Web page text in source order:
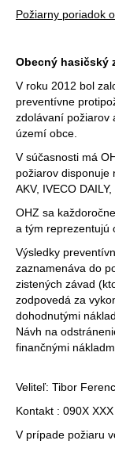
Požiarny poriadok
Obecný hasičský
V roku 2012 bol
preventívne
zdolávaní požiarov
území obce.
V súčasnosti má
požiarov disponuje
AKV, IVECO
OHZ sa
a tým reprezentujú
Výsledky
zaznamenáva do
zistených závad
zodpovedá za
dohodnutými
Návh na
finančnými
Veliteľ: Tibor
Kontakt : 090X
V prípade požiaru